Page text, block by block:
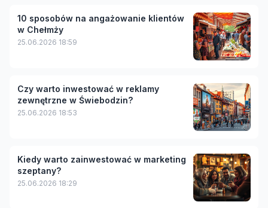
10 sposobów na angażowanie klientów
w Chełmży
25.06.2026 18:59
Czy warto inwestować w reklamy
zewnętrzne w Świebodzin?
25.06.2026 18:53
Kiedy warto zainwestować w marketing
szeptany?
25.06.2026 18:29